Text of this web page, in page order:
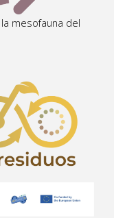
mesofauna del